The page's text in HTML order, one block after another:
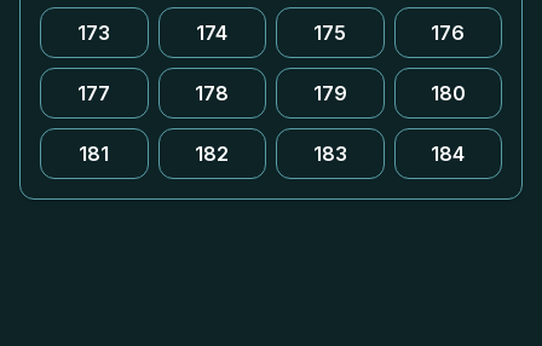
173 174 175 176
177 178 179 180
181 182 183 184